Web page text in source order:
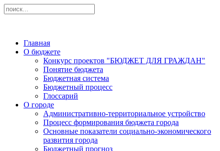
Главная
О бюджете
Конкурс проектов "БЮДЖЕТ ДЛЯ ГРАЖДАН"
Понятие бюджета
Бюджетная система
Бюджетный процесс
Глоссарий
О городе
Административно-территориальное устройство
Процесс формирования бюджета города
Основные показатели социально-экономического
развития города
Бюджетный прогноз